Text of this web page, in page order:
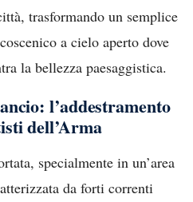
trasformando un semplice
a cielo aperto dove
la bellezza paesaggistica.
l’addestramento
dell’Arma
specialmente in un’area
da forti correnti